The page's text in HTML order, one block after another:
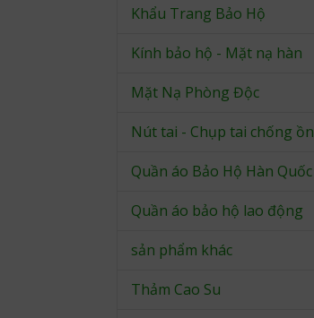
Khẩu Trang Bảo Hộ
Kính bảo hộ - Mặt nạ hàn
Mặt Nạ Phòng Độc
Nút tai - Chụp tai chống ồn
Quần áo Bảo Hộ Hàn Quốc
Quần áo bảo hộ lao động
sản phẩm khác
Thảm Cao Su